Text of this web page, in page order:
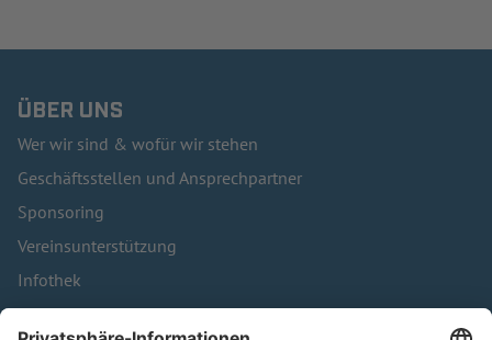
ÜBER UNS
Wer wir sind & wofür wir stehen
Geschäftsstellen und Ansprechpartner
Sponsoring
Vereinsunterstützung
Infothek
Kontakt